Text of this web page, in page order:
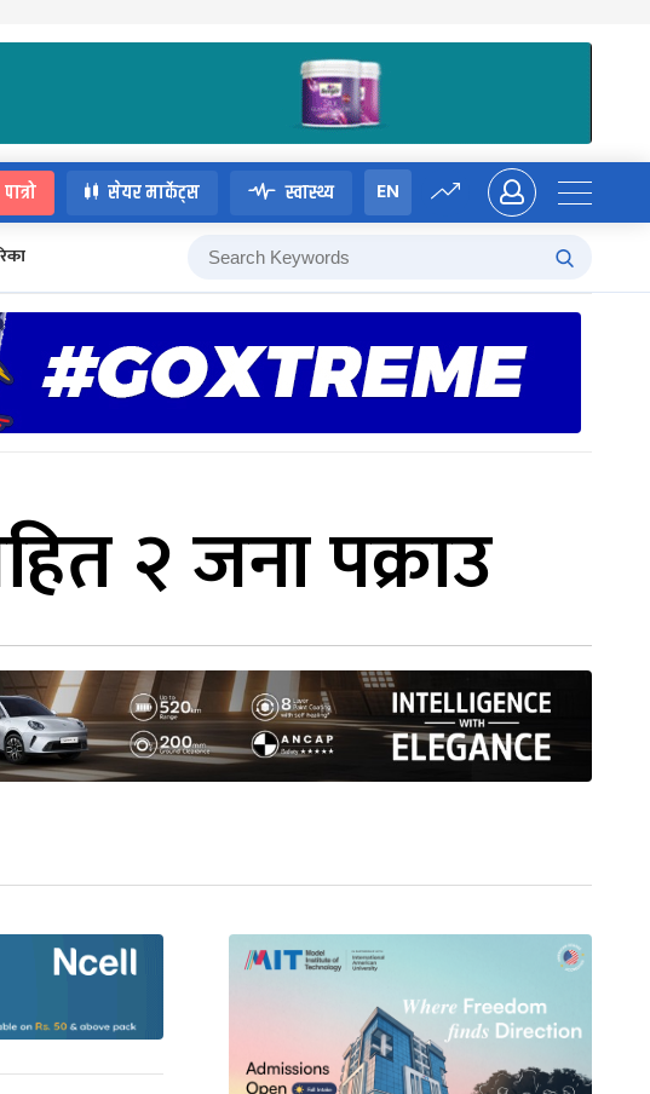
पात्रो सेयर मार्केट्स स्वास्थ्य EN
२ जना पक्राउ